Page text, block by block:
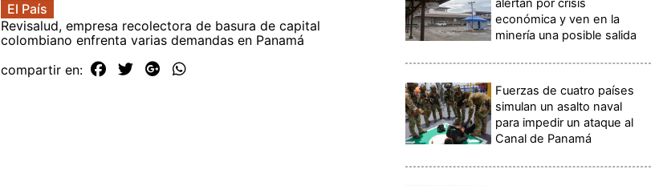
El País
Revisalud, empresa recolectora de basura de capital
colombiano enfrenta varias demandas en Panamá
compartir en:
alertan por crisis
económica y ven en la
minería una posible salida
Fuerzas de cuatro países
simulan un asalto naval
para impedir un ataque al
Canal de Panamá